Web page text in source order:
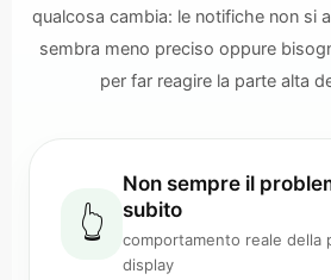
qualcosa cambia: le notifiche non si
sembra meno preciso oppure
per far reagire la parte alta
👆
Non sempre il
subito
comportamento reale della
display